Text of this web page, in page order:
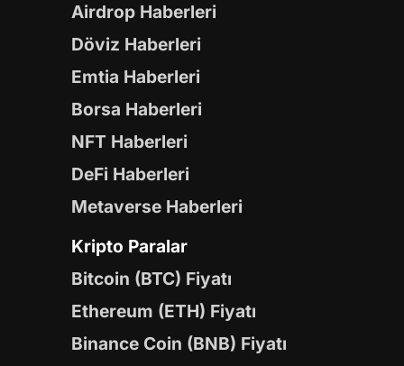
Airdrop Haberleri
Döviz Haberleri
Emtia Haberleri
Borsa Haberleri
NFT Haberleri
DeFi Haberleri
Metaverse Haberleri
Kripto Paralar
Bitcoin (BTC) Fiyatı
Ethereum (ETH) Fiyatı
Binance Coin (BNB) Fiyatı